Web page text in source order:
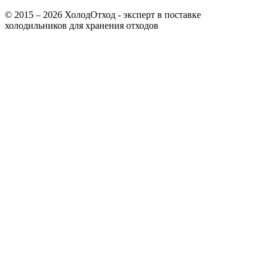
© 2015 – 2026 ХолодОтход - эксперт в поставке
холодильников для хранения отходов